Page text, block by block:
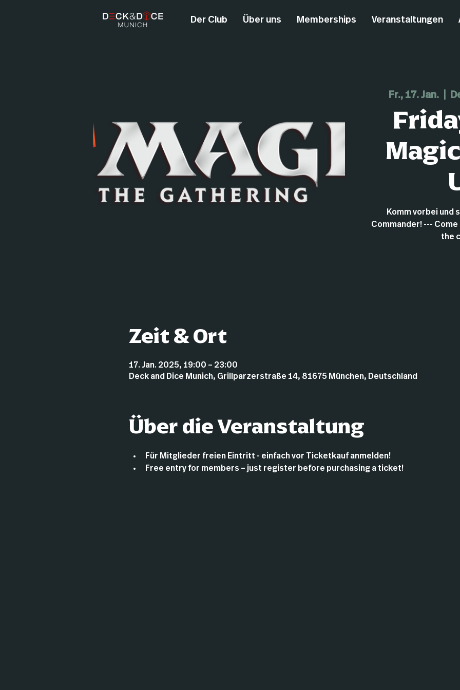
Der Club Über uns Memberships Veranstaltungen
Fr., 17. Jan.
Komm vorbei und
Commander! ---
the
Zeit & Ort
17. Jan. 2025, 19:00 – 23:00
Deck and Dice Munich, Grillparzerstraße 14, 81675 München, Deutschland
Über die Veranstaltung
Für Mitglieder freien Eintritt - einfach vor Ticketkauf anmelden!
Free entry for members – just register before purchasing a ticket!